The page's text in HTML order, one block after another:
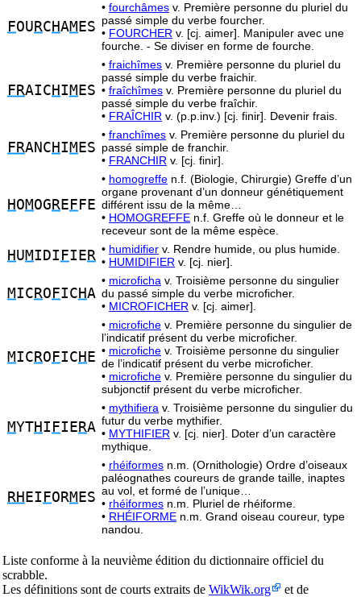
FOU RC HAM ES
• fourchâmes v. Première personne du pluriel du
passé simple du verbe fourcher.
• FOURCHER v. [cj. aimer]. Manipuler avec une
fourche. - Se diviser en forme de fourche.
FRAIC H I M ES
• fraichîmes v. Première personne du pluriel du
passé simple du verbe fraichir.
• fraîchîmes v. Première personne du pluriel du
passé simple du verbe fraîchir.
• FRAÎCHIR v. (p.p.inv.) [cj. finir]. Devenir frais.
FRANC H I M ES
• franchîmes v. Première personne du pluriel du
passé simple de franchir.
• FRANCHIR v. [cj. finir].
H OMOG RE F FE
• homogreffe n.f. (Biologie, Chirurgie) Greffe d’un
organe provenant d’un donneur génétiquement
différent issu de la même…
• HOMOGREFFE n.f. Greffe où le donneur et le
receveur sont de la même espèce.
H UMIDI FIE R • humidifier v. Rendre humide, ou plus humide.
• HUMIDIFIER v. [cj. nier].
MIC RO FIC HA
• microficha v. Troisième personne du singulier
du passé simple du verbe microficher.
• MICROFICHER v. [cj. aimer].
MIC RO FIC H E
• microfiche v. Première personne du singulier de
l’indicatif présent du verbe microficher.
• microfiche v. Troisième personne du singulier
de l’indicatif présent du verbe microficher.
• microfiche v. Première personne du singulier du
subjonctif présent du verbe microficher.
MYTH I FIE RA
• mythifiera v. Troisième personne du singulier du
futur du verbe mythifier.
• MYTHIFIER v. [cj. nier]. Doter d’un caractère
mythique.
RH EI FORM ES
• rhéiformes n.m. (Ornithologie) Ordre d’oiseaux
paléognathes coureurs de grande taille, inaptes
au vol, et formé de l’unique…
• rhéiformes n.m. Pluriel de rhéiforme.
• RHÉIFORME n.m. Grand oiseau coureur, type
nandou.
Liste conforme à la neuvième édition du dictionnaire officiel du
scrabble.
Les définitions sont de courts extraits de WikWik.org
et de